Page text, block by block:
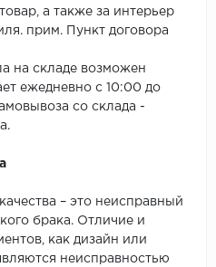
а также за интерьер
прим. Пункт договора
на складе возможен
ежедневно с 10:00 до
со склада -
– это неисправный
брака. Отличие и
как дизайн или
неисправностью